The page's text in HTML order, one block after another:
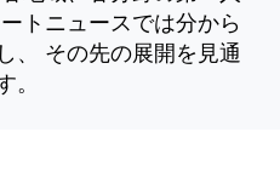
トニュースでは分から
、 その先の展開を見通
。